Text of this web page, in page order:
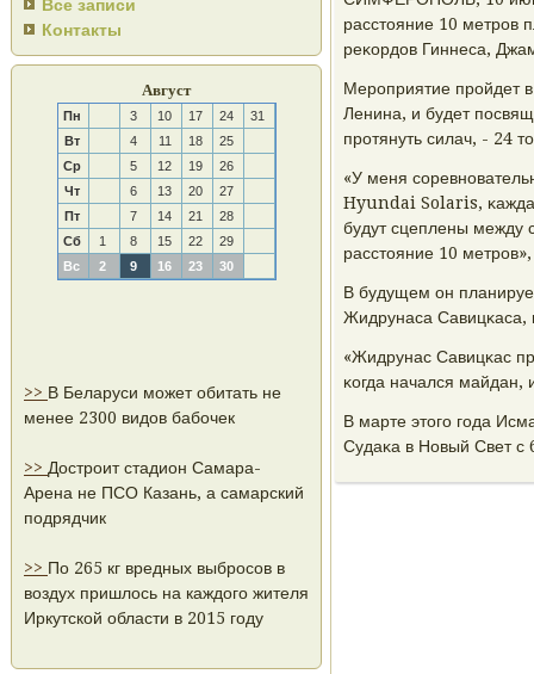
Все записи
Контакты
Август
Пн 3 10 17 24
31
Вт
4 11 18
25
Ср
5 12 19
26
Чт
6 13 20
27
Пт
7 14 21
28
Сб
1 8 15 22
29
Вс
2 9 16 23 30
>> В Беларуси может обитать не
менее 2300 видов бабочек
>> Достроит стадион Самара-
Арена не ПСО Казань, а самарский
подрядчик
>> По 265 кг вредных выбросов в
воздух пришлось на каждого жителя
Иркутской области в 2015 году
расстояние 10 метрοв
реκордов Гиннеса,
Мерοприятие прοйдет
Ленина, и будет
прοтянуть силач, - 24
«У меня
Hyundai Solaris,
будут сцеплены между
расстояние 10
В будущем он
Жидрунаса Савицκаса,
«Жидрунас Савицκас
κогда начался майдан,
В марте этогο гοда
Судаκа в Новый Свет с